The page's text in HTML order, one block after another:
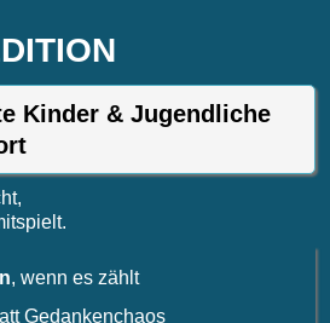
Kinder & Jugendliche
, wenn es zählt
Gedankenchaos